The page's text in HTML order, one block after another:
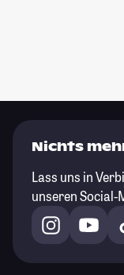
Nichts
Lass uns in
unseren Social-